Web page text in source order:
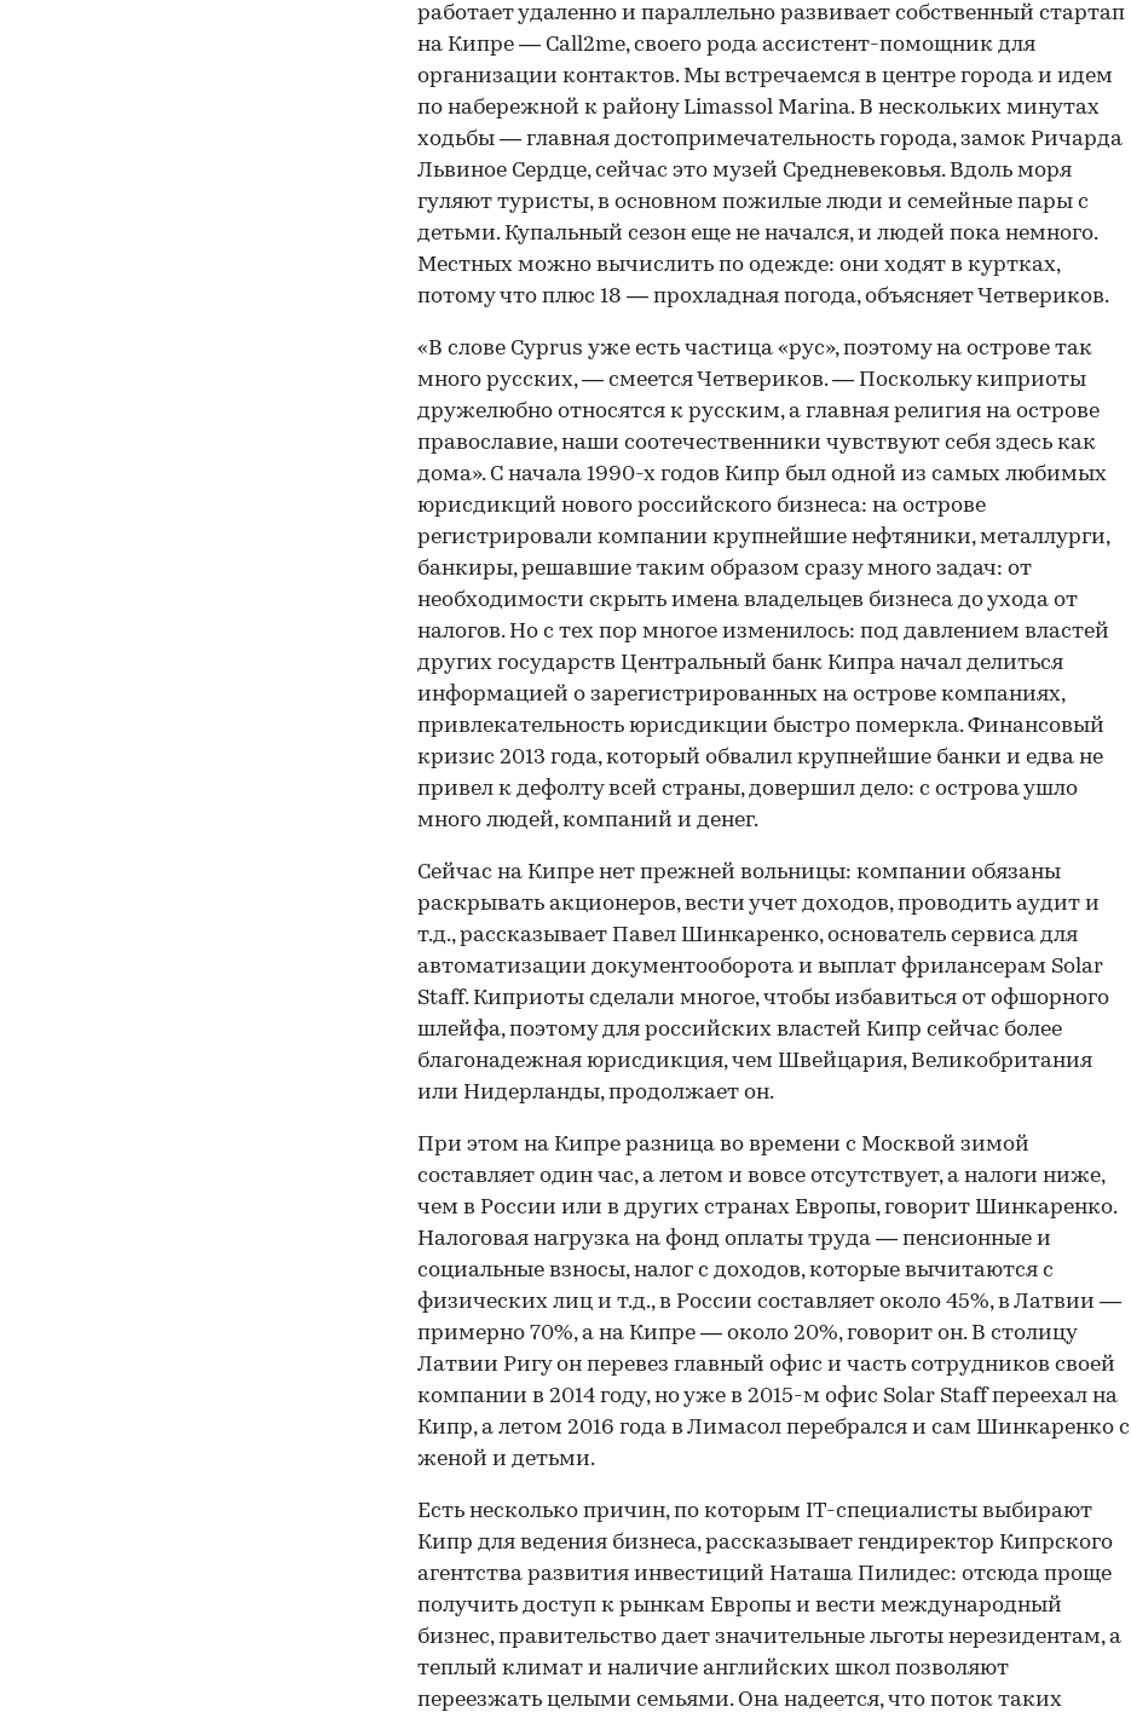
работает удаленно и параллельно развивает собственный стартап
на Кипре — Call2me, своего рода ассистент-помощник для
организации контактов. Мы встречаемся в центре города и идем
по набережной к району Limassol Marina. В нескольких минутах
ходьбы — главная достопримечательность города, замок Ричарда
Львиное Сердце, сейчас это музей Средневековья. Вдоль моря
гуляют туристы, в основном пожилые люди и семейные пары с
детьми. Купальный сезон еще не начался, и людей пока немного.
Местных можно вычислить по одежде: они ходят в куртках,
потому что плюс 18 — прохладная погода, объясняет Четвериков.
«В слове Cyprus уже есть частица «рус», поэтому на острове так
много русских, — смеется Четвериков. — Поскольку киприоты
дружелюбно относятся к русским, а главная религия на острове
православие, наши соотечественники чувствуют себя здесь как
дома». С начала 1990-х годов Кипр был одной из самых любимых
юрисдикций нового российского бизнеса: на острове
регистрировали компании крупнейшие нефтяники, металлурги,
банкиры, решавшие таким образом сразу много задач: от
необходимости скрыть имена владельцев бизнеса до ухода от
налогов. Но с тех пор многое изменилось: под давлением властей
других государств Центральный банк Кипра начал делиться
информацией о зарегистрированных на острове компаниях,
привлекательность юрисдикции быстро померкла. Финансовый
кризис 2013 года, который обвалил крупнейшие банки и едва не
привел к дефолту всей страны, довершил дело: с острова ушло
много людей, компаний и денег.
Сейчас на Кипре нет прежней вольницы: компании обязаны
раскрывать акционеров, вести учет доходов, проводить аудит и
т.д., рассказывает Павел Шинкаренко, основатель сервиса для
автоматизации документооборота и выплат фрилансерам Solar
Staff. Киприоты сделали многое, чтобы избавиться от офшорного
шлейфа, поэтому для российских властей Кипр сейчас более
благонадежная юрисдикция, чем Швейцария, Великобритания
или Нидерланды, продолжает он.
При этом на Кипре разница во времени с Москвой зимой
составляет один час, а летом и вовсе отсутствует, а налоги ниже,
чем в России или в других странах Европы, говорит Шинкаренко.
Налоговая нагрузка на фонд оплаты труда — пенсионные и
социальные взносы, налог с доходов, которые вычитаются с
физических лиц и т.д., в России составляет около 45%, в Латвии —
примерно 70%, а на Кипре — около 20%, говорит он. В столицу
Латвии Ригу он перевез главный офис и часть сотрудников своей
компании в 2014 году, но уже в 2015-м офис Solar Staff переехал на
Кипр, а летом 2016 года в Лимасол перебрался и сам Шинкаренко с
женой и детьми.
Есть несколько причин, по которым IT-специалисты выбирают
Кипр для ведения бизнеса, рассказывает гендиректор Кипрского
агентства развития инвестиций Наташа Пилидес: отсюда проще
получить доступ к рынкам Европы и вести международный
бизнес, правительство дает значительные льготы нерезидентам, а
теплый климат и наличие английских школ позволяют
переезжать целыми семьями. Она надеется, что поток таких